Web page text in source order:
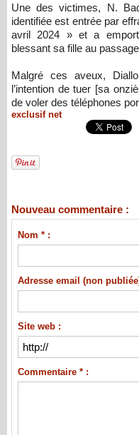
Une des victimes, N.
identifiée est entrée par
avril 2024 » et a
blessant sa fille au
Malgré ces aveux,
l’intention de tuer [sa
de voler des téléphones
exclusif net
Nouveau commentaire :
Nom * :
Adresse email (non
Site web :
Commentaire * :